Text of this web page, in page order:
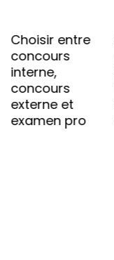
Choisir entre
concours
interne,
concours
externe et
examen pro